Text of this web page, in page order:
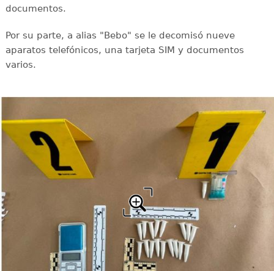
documentos.
Por su parte, a alias "Bebo" se le decomisó nueve
aparatos telefónicos, una tarjeta SIM y documentos
varios.